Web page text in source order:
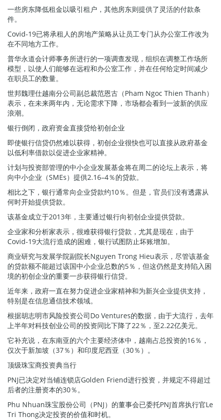
一些房东降低租金以吸引租户，其他房东则提供了灵活的付款条
件。
Covid-19已将承租人的房地产策略从让员工专门从办公室工作改为
在不同地方工作。
普华永道会计师事务所进行的一项调查发现，组织在调整工作场所
模型，以使人们能够在远程和办公室工作，并在任何给定时间减少
在职员工的数量。
世邦魏理仕越南分公司副总裁范恩古（Pham Ngoc Thien Thanh）
表示，在未来两年内，无论需求下降，市场都会看到一波新的供应
浪潮。
银行倒闭，政府资金直接贷给初创企业
即使银行信贷仍然难以获得，初创企业很快也可以直接从政府基金
以低利率借款以促进企业家精神。
计划与投资部管理的中小企业发展基金将在周二的论坛上表示，将
向中小企业（SMEs）提供2.16–4％的贷款。
相比之下，银行通常向企业贷款约10％。但是，官员们没有透露从
何时开始提供贷款。
该基金成立于2013年，主要通过银行向初创企业提供贷款。
企业家和分析家表示，很难获得银行贷款，尤其是现在，由于
Covid-19大流行造成的困难，银行试图防止坏账增加。
商业研究与发展学院副院长Nguyen Trong Hieu表示，尽管该基金
的贷款额不能超过该国中小企业总数的5％，但这仍然是支持陷入困
境的初创企业的重要一步获得银行信贷。
近年来，政府一直在努力促进企业家精神和为新兴企业提供支持，
特别是在信息通信技术领域。
根据胡志明市风险投资公司Do Ventures的数据，由于大流行，去年
上半年对科技创业公司的投资同比下降了22％，至2.22亿美元。
它补充说，在东南亚的六个主要经济体中，越南占总投资的16％，
仅次于新加坡（37％）和印度尼西亚（30％）。
顶级珠宝商投资典当行
PNJ已决定对当铺连锁店Golden Friend进行投资，并规定不得超过
后者的注册资本的30％。
Phu Nhuan珠宝股份公司（PNJ）的董事会已委托PNJ首席执行官Le
Tri Thong决定投资的价值和时机。